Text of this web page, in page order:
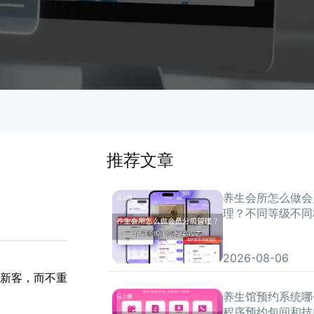
客，而不重
推荐文章
养生会所怎么做
理？不同等级不
2026-08-06
养生馆预约系统